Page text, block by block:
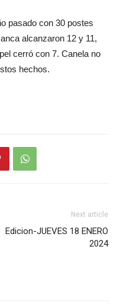
pasado con 30 postes
alcanzaron 12 y 11,
cerró con 7. Canela no
hechos.
Next article
Edicion-JUEVES 18 ENERO
2024